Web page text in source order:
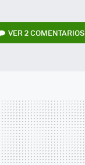
VER2 COMENTARIOS